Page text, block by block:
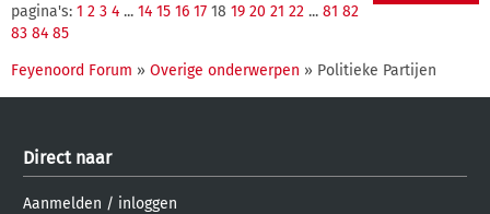
pagina's: 1 2 3 4 ... 14 15 16 17 18 19 20 21 22 ... 81 82
83 84 85
Feyenoord Forum » Overige onderwerpen » Politieke Partijen
Direct naar
Aanmelden / inloggen